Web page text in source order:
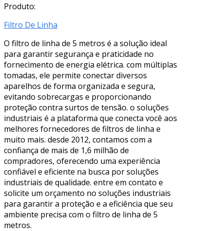
Produto:
Filtro De Linha
O filtro de linha de 5 metros é a solução ideal
para garantir segurança e praticidade no
fornecimento de energia elétrica. com múltiplas
tomadas, ele permite conectar diversos
aparelhos de forma organizada e segura,
evitando sobrecargas e proporcionando
proteção contra surtos de tensão. o soluções
industriais é a plataforma que conecta você aos
melhores fornecedores de filtros de linha e
muito mais. desde 2012, contamos com a
confiança de mais de 1,6 milhão de
compradores, oferecendo uma experiência
confiável e eficiente na busca por soluções
industriais de qualidade. entre em contato e
solicite um orçamento no soluções industriais
para garantir a proteção e a eficiência que seu
ambiente precisa com o filtro de linha de 5
metros.